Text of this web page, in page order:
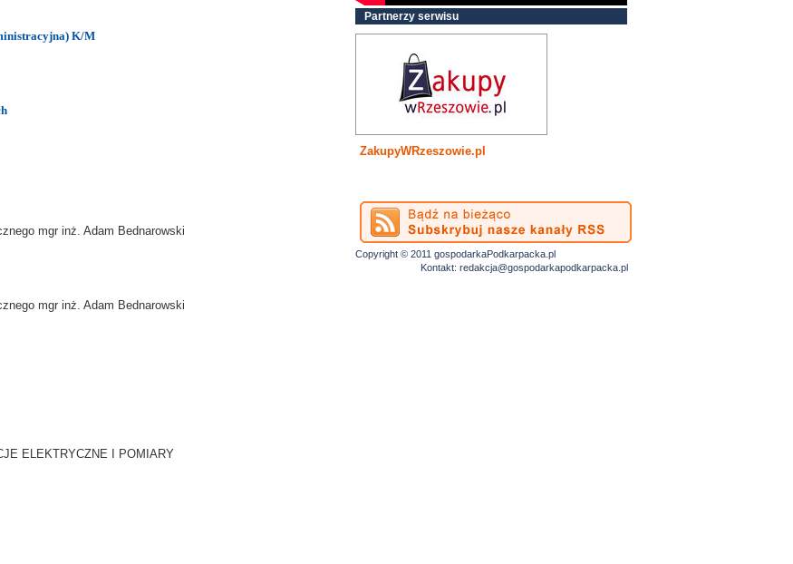
K/M
mgr inż. Adam Bednarowski
mgr inż. Adam Bednarowski
ELEKTRYCZNE I POMIARY
Partnerzy serwisu
ZakupyWRzeszowie.pl
Copyright © 2011 gospodarkaPodkarpacka.pl
Kontakt: redakcja@gospodarkapodkarpacka.pl